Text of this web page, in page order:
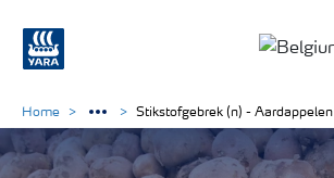
Home Stikstofgebrek (n) - Aardappelen